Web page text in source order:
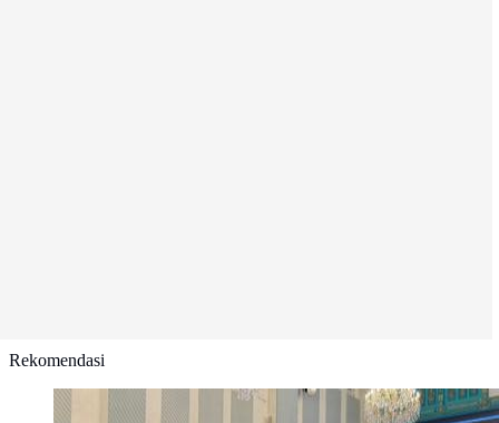
Rekomendasi